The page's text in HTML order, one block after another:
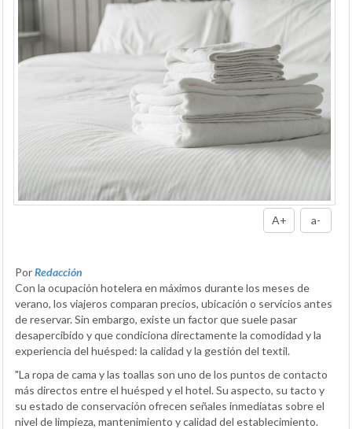
A+ a-
PorRedacción
Con la ocupación hotelera en máximos durante los meses de
verano, los viajeros comparan precios, ubicación o servicios antes
de reservar. Sin embargo, existe un factor que suele pasar
desapercibido y que condiciona directamente la comodidad y la
experiencia del huésped: la calidad y la gestión del textil.
"La ropa de cama y las toallas son uno de los puntos de contacto
más directos entre el huésped y el hotel. Su aspecto, su tacto y
su estado de conservación ofrecen señales inmediatas sobre el
nivel de limpieza, mantenimiento y calidad del establecimiento.